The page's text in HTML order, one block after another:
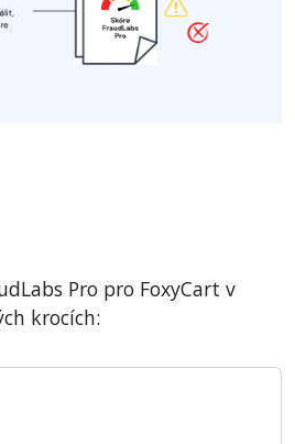
Pro pro FoxyCart v
krocích: